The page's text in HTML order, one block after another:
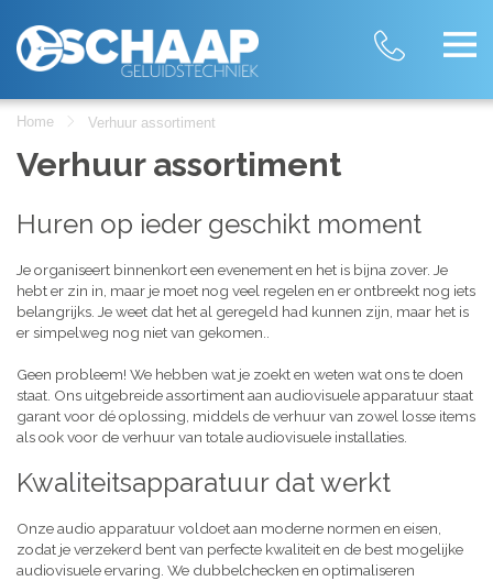
Home Verhuur assortiment
Verhuur assortiment
Huren op ieder geschikt moment
Je organiseert binnenkort een evenement en het is bijna zover. Je
hebt er zin in, maar je moet nog veel regelen en er ontbreekt nog iets
belangrijks. Je weet dat het al geregeld had kunnen zijn, maar het is
er simpelweg nog niet van gekomen..
Geen probleem! We hebben wat je zoekt en weten wat ons te doen
staat. Ons uitgebreide assortiment aan audiovisuele apparatuur staat
garant voor dé oplossing, middels de verhuur van zowel losse items
als ook voor de verhuur van totale audiovisuele installaties.
Kwaliteitsapparatuur dat werkt
Onze audio apparatuur voldoet aan moderne normen en eisen,
zodat je verzekerd bent van perfecte kwaliteit en de best mogelijke
audiovisuele ervaring. We dubbelchecken en optimaliseren